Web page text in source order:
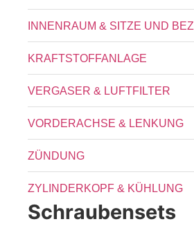
INNENRAUM & SITZE UND
KRAFTSTOFFANLAGE
VERGASER & LUFTFILTER
VORDERACHSE & LENKUNG
ZÜNDUNG
ZYLINDERKOPF & KÜHLUNG
Schraubensets